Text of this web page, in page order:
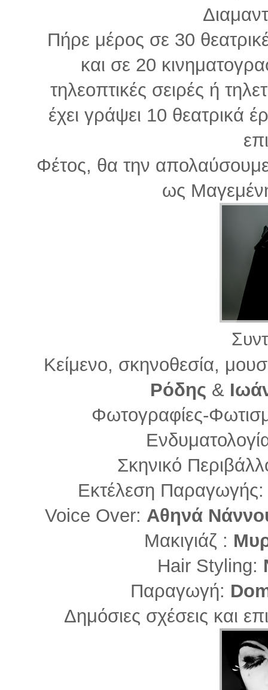
Πήρε μέρος σε 30
και σε 20
τηλεοπτικές σειρές ή
έχει γράψει 10 θεατρικά
Φέτος, θα την
ως
Κείμενο, σκηνοθεσία,
Ρόδης &
Φωτογραφίες-
Σκηνικό
Εκτέλεση
Voice Over: Αθηνά
Μακιγιάζ :
Hair Styling:
Παραγωγή:
Δημόσιες σχέσεις και